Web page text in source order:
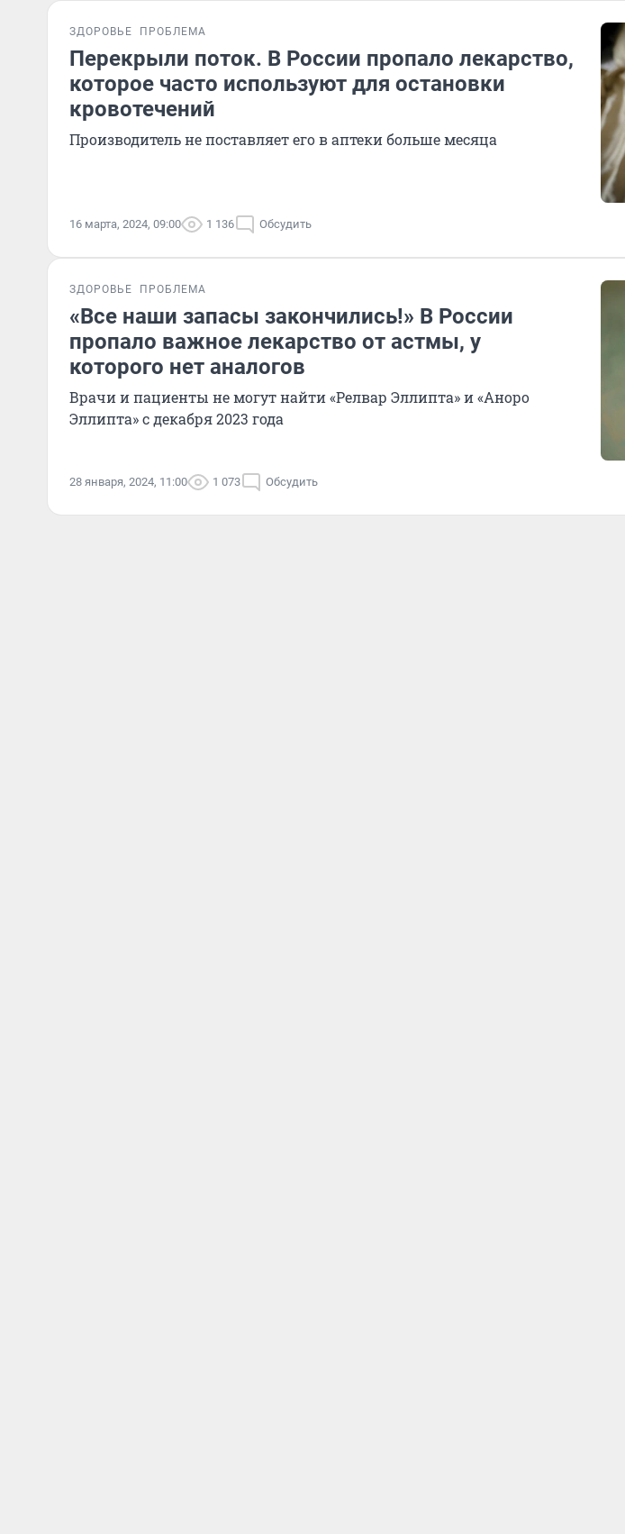
ЗДОРОВЬЕ ПРОБЛЕМА
Перекрыли поток. В России пропало лекарство,
которое часто используют для остановки
кровотечений
Производитель не поставляет его в аптеки больше месяца
16 марта, 2024, 09:00 1 136 Обсудить
ЗДОРОВЬЕ ПРОБЛЕМА
«Все наши запасы закончились!» В России
пропало важное лекарство от астмы, у
которого нет аналогов
Врачи и пациенты не могут найти «Релвар Эллипта» и «Аноро
Эллипта» с декабря 2023 года
28 января, 2024, 11:00 1 073 Обсудить